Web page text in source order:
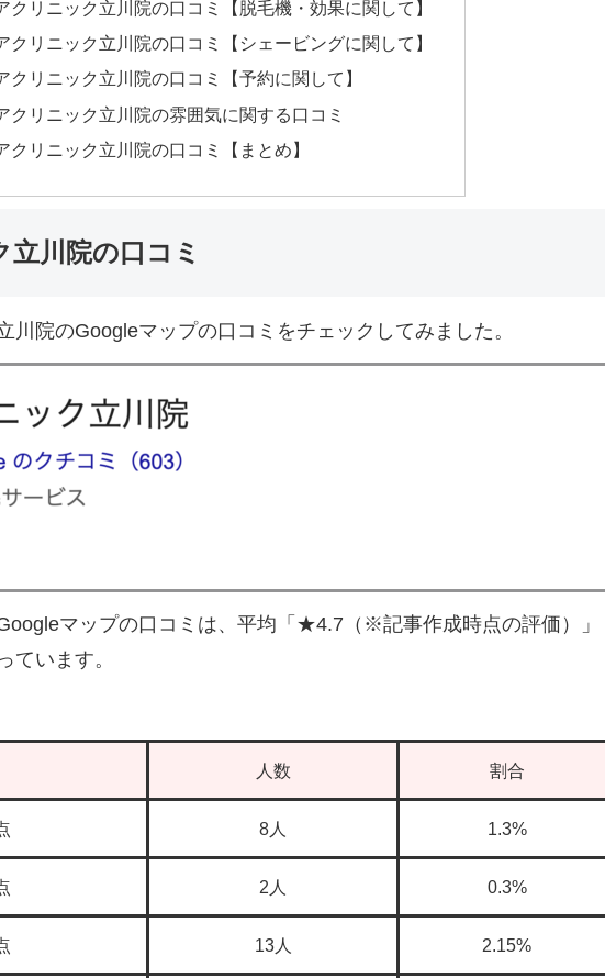
クリニック立川院の口コミ【脱毛機・効果に関して】
クリニック立川院の口コミ【シェービングに関して】
クリニック立川院の口コミ【予約に関して】
クリニック立川院の雰囲気に関する口コミ
クリニック立川院の口コミ【まとめ】
川院の口コミ
川院のGoogleマップの口コミをチェックしてみました。
マップの口コミは、平均「★4.7（※記事作成時点の評価）」
ています。
人数 割合
8人 1.3%
2人 0.3%
13人 2.15%